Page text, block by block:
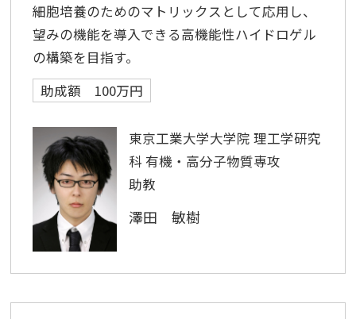
細胞培養のためのマトリックスとして応用し、
望みの機能を導入できる高機能性ハイドロゲル
の構築を目指す。
助成額 100万円
東京工業大学大学院 理工学研究
科 有機・高分子物質専攻
助教
澤田 敏樹